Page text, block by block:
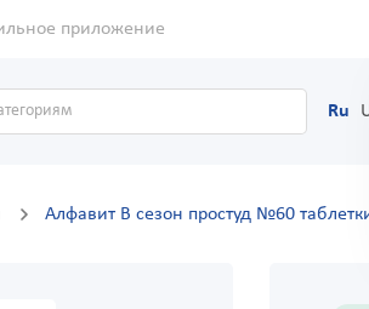
приложение
Ru
Алфавит В сезон простуд №60